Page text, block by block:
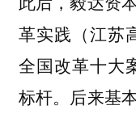
革实践（江苏
全国改革十大
标杆。后来基